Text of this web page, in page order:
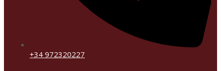
+34 972320227